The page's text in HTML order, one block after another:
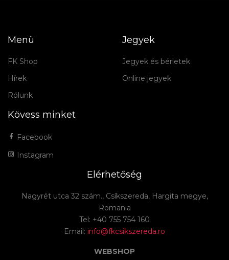
Menü
FK Shop
Hírek
Rólunk
Jegyek
Jegyek és bérletek
Online jegyek
Kövess minket
Facebook
Instagram
Elérhetőség
Nagyrét utca 32 szám., Csíkszereda, Hargita megye,
Romania
Tel: +40 755 754 160
Email: info@fkcsikszereda.ro
WEBSHOP